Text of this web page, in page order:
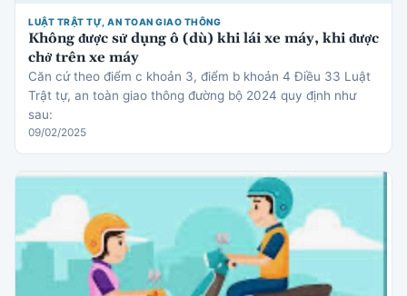
LUẬT TRẬT TỰ, AN TOAN GIAO THÔNG
Không được sử dụng ô (dù) khi lái xe máy, khi được
chở trên xe máy
Căn cứ theo điểm c khoản 3, điểm b khoản 4 Điều 33 Luật
Trật tự, an toàn giao thông đường bộ 2024 quy định như
sau:
09/02/2025